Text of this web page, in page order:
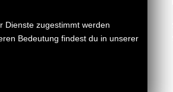
Dienste zugestimmt werden
Bedeutung findest du in unserer